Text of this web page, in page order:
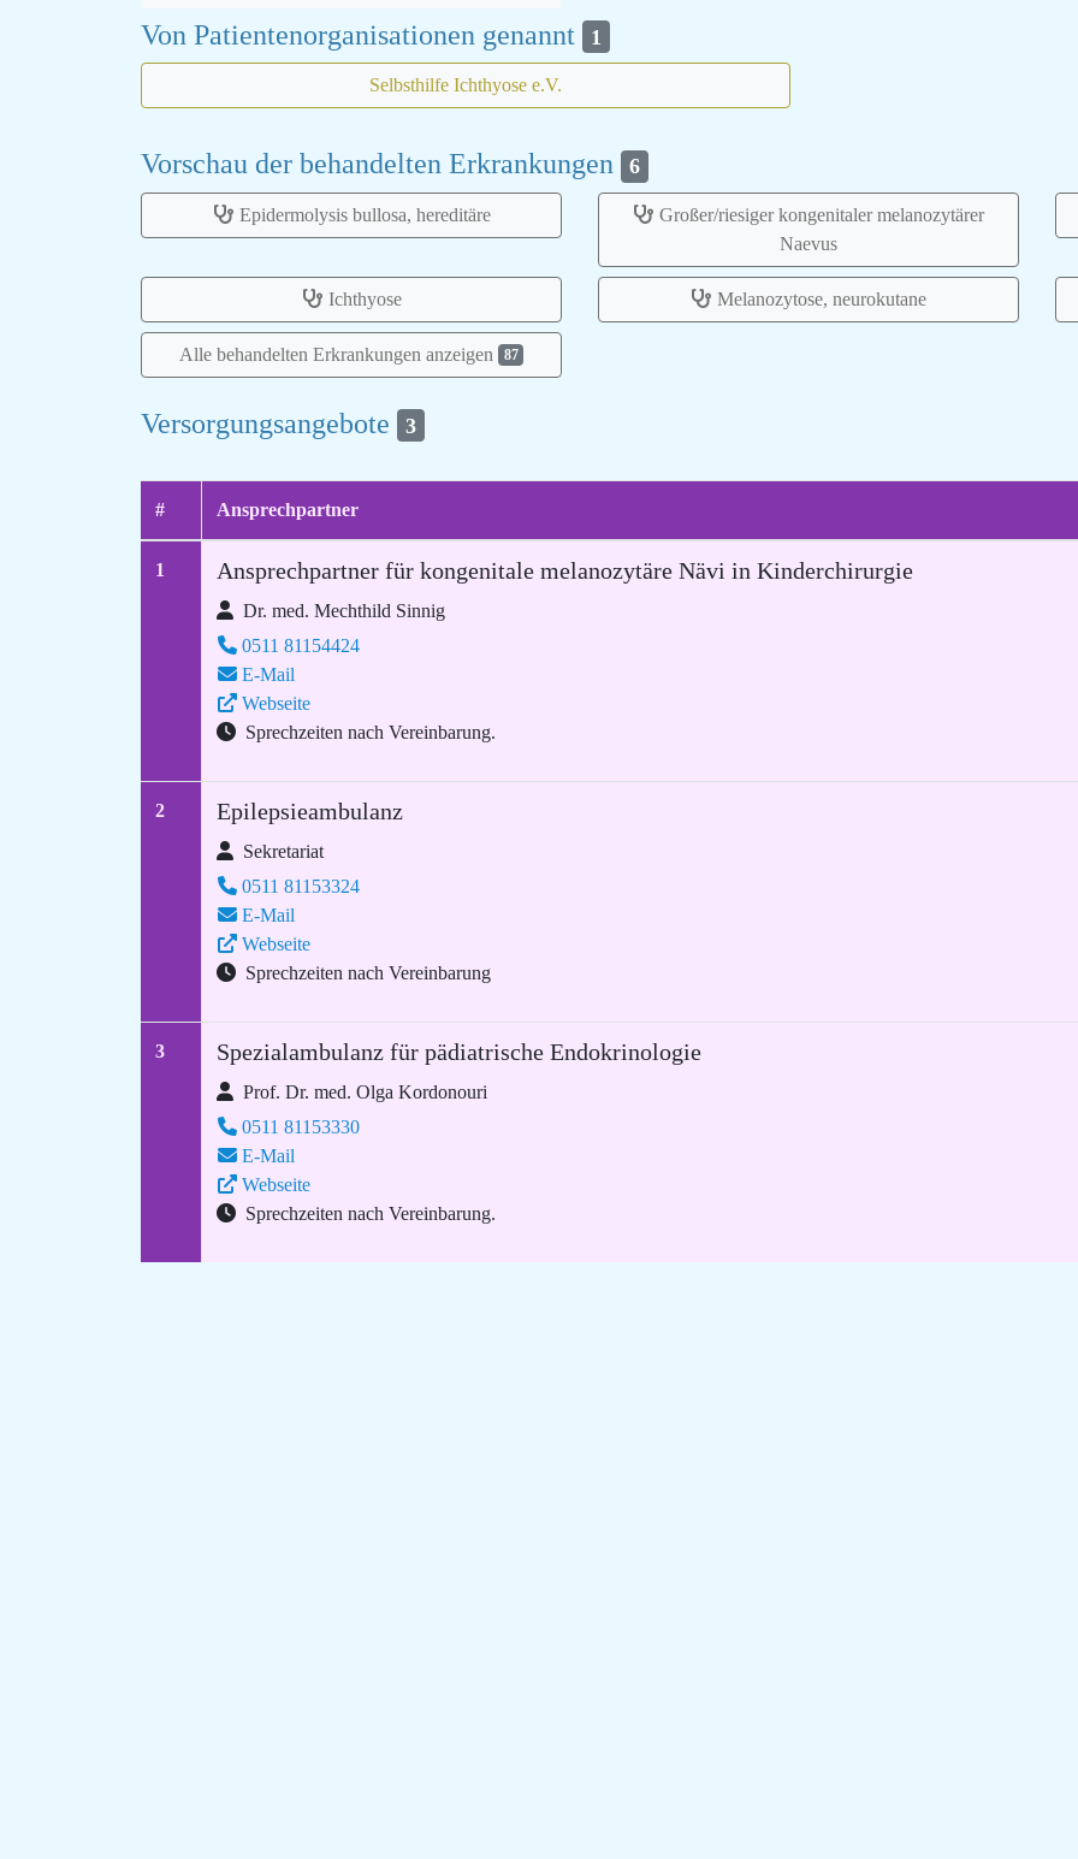
Von Patientenorganisationen genannt 1
Selbsthilfe Ichthyose e.V.
Vorschau der behandelten Erkrankungen 6
Epidermolysis bullosa, hereditäre
Großer/riesiger kongenitaler melanozytärer
Naevus
Ichthyose Melanozytose, neurokutane
Alle behandelten Erkrankungen anzeigen 87
Versorgungsangebote 3
# Ansprechpartner
1 Ansprechpartner für kongenitale melanozytäre Nävi in Kinderchirurgie
Dr. med. Mechthild Sinnig
0511 81154424
E-Mail
Webseite
Sprechzeiten nach Vereinbarung.
2 Epilepsieambulanz
Sekretariat
0511 81153324
E-Mail
Webseite
Sprechzeiten nach Vereinbarung
3 Spezialambulanz für pädiatrische Endokrinologie
Prof. Dr. med. Olga Kordonouri
0511 81153330
E-Mail
Webseite
Sprechzeiten nach Vereinbarung.